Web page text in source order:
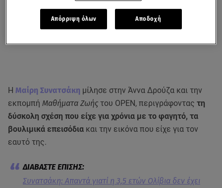
Η Μαίρη Συνατσάκη μίλησε στην Άννα Δρούζα και την
εκπομπή Μαθήματα Ζωής του OPEN, περιγράφοντας τη
δύσκολη σχέση που είχε για χρόνια με το φαγητό, τα
βουλιμικά επεισόδια και την εικόνα που είχε για τον
εαυτό της.
Συνατσάκη: Απαντά γιατί η 3,5 ετών Ολίβια δεν έχει
Απόρριψη όλων Αποδοχή